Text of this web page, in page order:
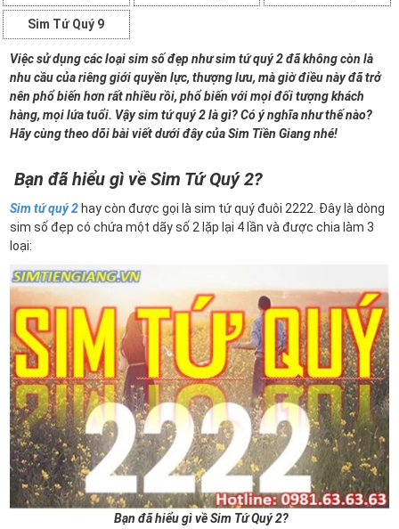
Sim Tứ Quý 9
Việc sử dụng các loại sim số đẹp như sim tứ quý 2 đã không còn là
nhu cầu của riêng giới quyền lực, thượng lưu, mà giờ điều này đã trở
nên phổ biến hơn rất nhiều rồi, phổ biến với mọi đối tượng khách
hàng, mọi lứa tuổi. Vậy sim tứ quý 2 là gì? Có ý nghĩa như thế nào?
Hãy cùng theo dõi bài viết dưới đây của Sim Tiền Giang nhé!
Bạn đã hiểu gì về Sim Tứ Quý 2?
Sim tứ quý 2 hay còn được gọi là sim tứ quý đuôi 2222. Đây là dòng
sim số đẹp có chứa một dãy số 2 lặp lại 4 lần và được chia làm 3
loại:
Bạn đã hiểu gì về Sim Tứ Quý 2?